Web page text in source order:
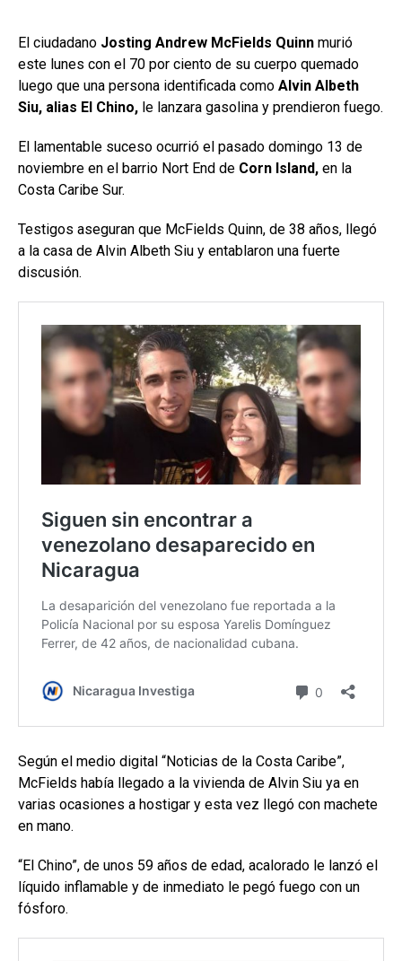
El ciudadano Josting Andrew McFields Quinn murió
este lunes con el 70 por ciento de su cuerpo quemado
luego que una persona identificada como Alvin Albeth
Siu, alias El Chino, le lanzara gasolina y prendieron fuego.
El lamentable suceso ocurrió el pasado domingo 13 de
noviembre en el barrio Nort End de Corn Island, en la
Costa Caribe Sur.
Testigos aseguran que McFields Quinn, de 38 años, llegó
a la casa de Alvin Albeth Siu y entablaron una fuerte
discusión.
Según el medio digital “Noticias de la Costa Caribe”,
McFields había llegado a la vivienda de Alvin Siu ya en
varias ocasiones a hostigar y esta vez llegó con machete
en mano.
“El Chino”, de unos 59 años de edad, acalorado le lanzó el
líquido inflamable y de inmediato le pegó fuego con un
fósforo.